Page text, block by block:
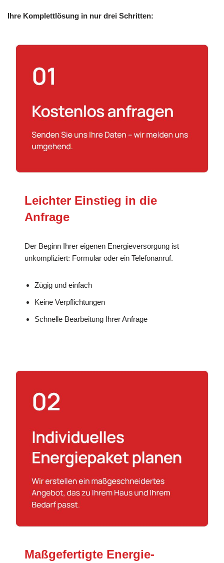
Ihre Komplettlösung in nur drei Schritten:
Leichter Einstieg in die
Anfrage
Der Beginn Ihrer eigenen Energieversorgung ist
unkompliziert: Formular oder ein Telefonanruf.
Zügig und einfach
Keine Verpflichtungen
Schnelle Bearbeitung Ihrer Anfrage
Maßgefertigte Energie­